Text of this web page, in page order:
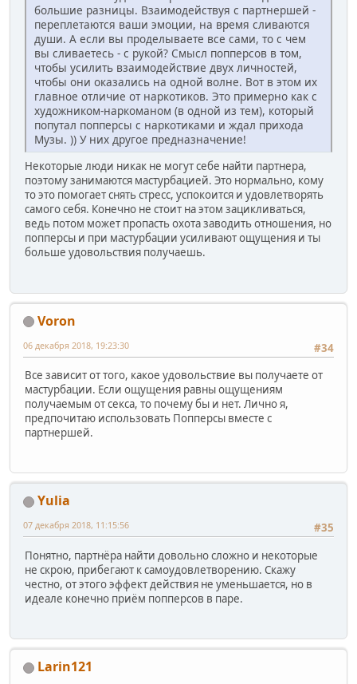
большие разницы. Взаимодействуя с партнершей -
переплетаются ваши эмоции, на время сливаются
души. А если вы проделываете все сами, то с чем
вы сливаетесь - с рукой? Смысл попперсов в том,
чтобы усилить взаимодействие двух личностей,
чтобы они оказались на одной волне. Вот в этом их
главное отличие от наркотиков. Это примерно как с
художником-наркоманом (в одной из тем), который
попутал попперсы с наркотиками и ждал прихода
Музы. )) У них другое предназначение!
Некоторые люди никак не могут себе найти партнера,
поэтому занимаются мастурбацией. Это нормально, кому
то это помогает снять стресс, успокоится и удовлетворять
самого себя. Конечно не стоит на этом зацикливаться,
ведь потом может пропасть охота заводить отношения, но
попперсы и при мастурбации усиливают ощущения и ты
больше удовольствия получаешь.
Voron
#34
06 декабря 2018, 19:23:30
Все зависит от того, какое удовольствие вы получаете от
мастурбации. Если ощущения равны ощущениям
получаемым от секса, то почему бы и нет. Лично я,
предпочитаю использовать Попперсы вместе с
партнершей.
Yulia
#35
07 декабря 2018, 11:15:56
Понятно, партнёра найти довольно сложно и некоторые
не скрою, прибегают к самоудовлетворению. Скажу
честно, от этого эффект действия не уменьшается, но в
идеале конечно приём попперсов в паре.
Larin121